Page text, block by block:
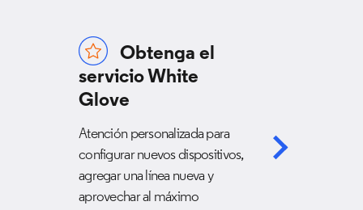
Obtenga el
servicio White
Glove
Atención personalizada para
configurar nuevos dispositivos,
agregar una línea nueva y
aprovechar al máximo